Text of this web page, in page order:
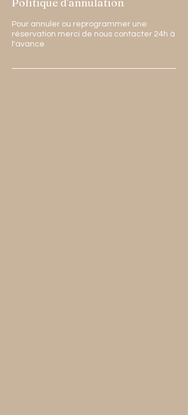
Pour annuler ou reprogrammer une
réservation merci de nous contacter 24h à
l'avance